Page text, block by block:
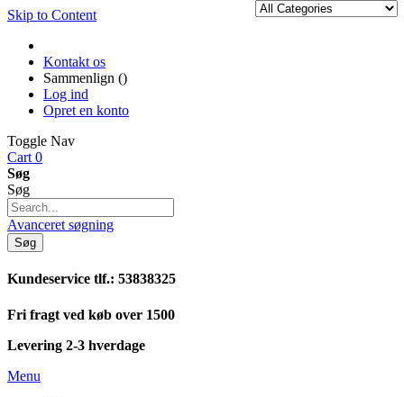
Skip to Content
Kontakt os
Sammenlign ()
Log ind
Opret en konto
Toggle Nav
Cart 0
Søg
Søg
Avanceret søgning
Søg
Kundeservice tlf.: 53838325
Fri fragt ved køb over 1500
Levering 2-3 hverdage
Menu